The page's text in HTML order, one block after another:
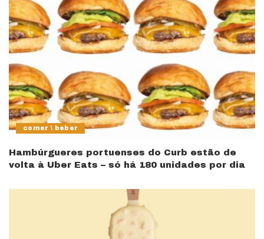
comer \ beber
Hambúrgueres portuenses do Curb estão de
volta à Uber Eats – só há 180 unidades por dia